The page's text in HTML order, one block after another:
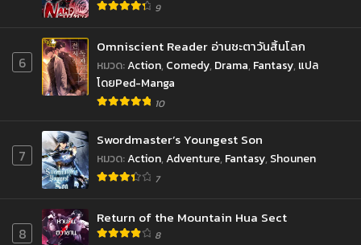
9
6
Omniscient Reader อ่านชะตาวันสิ้นโลก
หมวด:Action, Comedy, Drama, Fantasy, แปล
โดยPed-Manga
10
7
Swordmaster’s Youngest Son
หมวด:Action,Adventure, Fantasy, Shounen
7
8
Return of the Mountain Hua Sect
8